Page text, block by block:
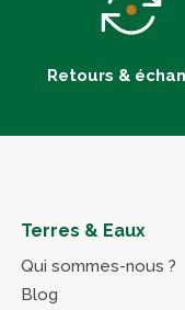
Retours &
Terres & Eaux
Qui sommes-nous ?
Blog